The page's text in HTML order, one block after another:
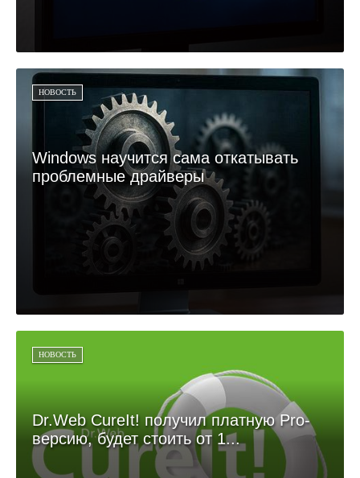
НОВОСТЬ
Windows научится сама откатывать
проблемные драйверы
НОВОСТЬ
Dr.Web CureIt! получил платную Pro-
версию, будет стоить от 1...